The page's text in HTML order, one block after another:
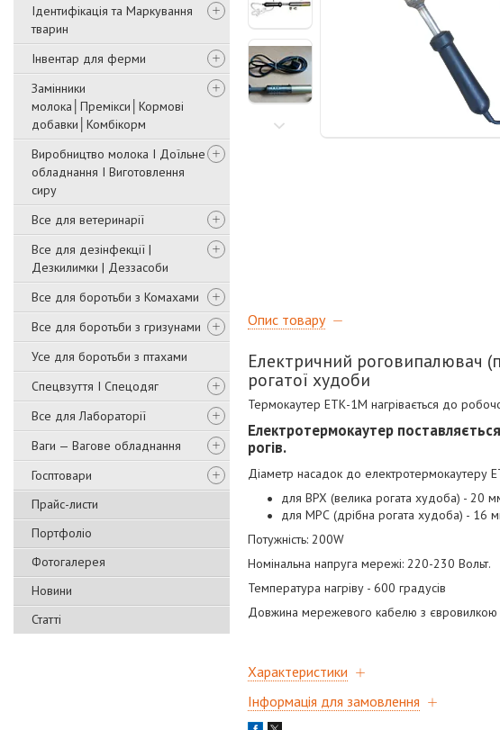
Ідентифікація та Маркування
тварин
Інвентар для ферми
Замінники
молока│Премікси│Кормові
добавки│Комбікорм
Виробництво молока І Доїльне
обладнання І Виготовлення
сиру
Все для ветеринарії
Все для дезінфекції |
Дезкилимки | Деззасоби
Все для боротьби з Комахами
Все для боротьби з гризунами
Усе для боротьби з птахами
Спецвзуття І Спецодяг
Все для Лабораторії
Ваги — Вагове обладнання
Госптовари
Прайс-листи
Портфоліо
Фотогалерея
Новини
Статті
Опис товару
Електричний роговипалювач
рогатої худоби
Термокаутер ЕТК-1М нагрівається до
Електротермокаутер
рогів.
Діаметр насадок до електротермокаутеру
для ВРХ (велика рогата худоба) - 20
для МРС (дрібна рогата худоба) - 16
Потужність: 200W
Номінальна напруга мережі: 220-230 Вольт.
Температура нагріву - 600 градусів
Довжина мережевого кабелю з євровилкою
Характеристики
Інформація для замовлення